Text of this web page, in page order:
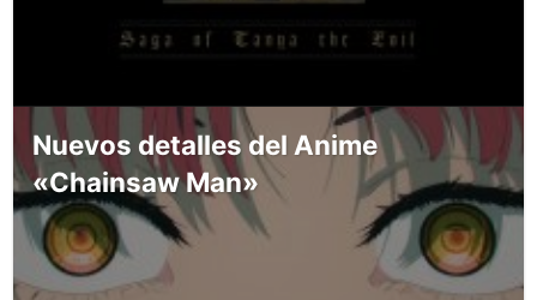
Nuevos detalles del Anime
«Chainsaw Man»